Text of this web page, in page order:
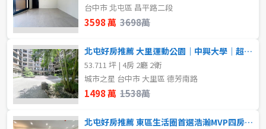
售價
租金(元)
台中市 北屯區 昌平路二段
3598 萬 3698萬
北屯好房推薦 大里運動公園｜中興大學｜超大四房平車
53.711 坪 | 4房 2廳 2衛
城市之星 台中市 大里區 德芳南路
1498 萬 1538萬
北屯好房推薦 東區生活圈首選浩瀚MVP四房雙平車